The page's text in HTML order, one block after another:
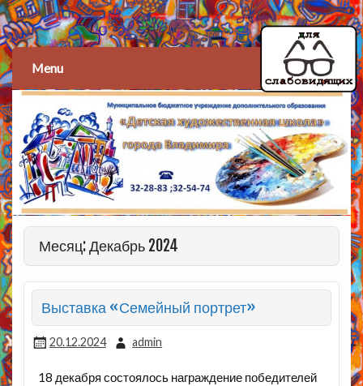
Детская художественная
школа
Menu
Месяц: Декабрь 2024
Выставка «Семейный портрет»
20.12.2024 admin
18 декабря состоялось награждение победителей